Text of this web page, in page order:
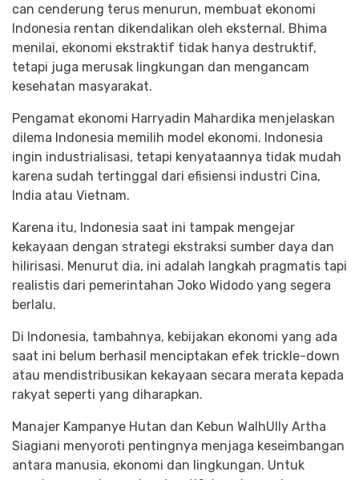
can cenderung terus menurun, membuat ekonomi
Indonesia rentan dikendalikan oleh eksternal. Bhima
menilai, ekonomi ekstraktif tidak hanya destruktif,
tetapi juga merusak lingkungan dan mengancam
kesehatan masyarakat.
Pengamat ekonomi Harryadin Mahardika menjelaskan
dilema Indonesia memilih model ekonomi. Indonesia
ingin industrialisasi, tetapi kenyataannya tidak mudah
karena sudah tertinggal dari efisiensi industri Cina,
India atau Vietnam.
Karena itu, Indonesia saat ini tampak mengejar
kekayaan dengan strategi ekstraksi sumber daya dan
hilirisasi. Menurut dia, ini adalah langkah pragmatis tapi
realistis dari pemerintahan Joko Widodo yang segera
berlalu.
Di Indonesia, tambahnya, kebijakan ekonomi yang ada
saat ini belum berhasil menciptakan efek trickle-down
atau mendistribusikan kekayaan secara merata kepada
rakyat seperti yang diharapkan.
Manajer Kampanye Hutan dan Kebun WalhUlly Artha
Siagiani menyoroti pentingnya menjaga keseimbangan
antara manusia, ekonomi dan lingkungan. Untuk